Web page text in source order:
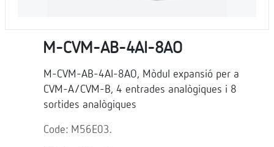
M-CVM-AB-4AI-8AO
M-CVM-AB-4AI-8AO, Mòdul expansió per a
CVM-A/CVM-B, 4 entrades analògiques i 8
sortides analògiques
Code: M56E03.